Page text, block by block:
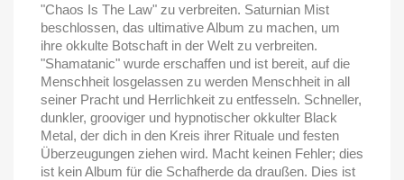
"Chaos Is The Law" zu verbreiten. Saturnian Mist
beschlossen, das ultimative Album zu machen, um
ihre okkulte Botschaft in der Welt zu verbreiten.
"Shamatanic" wurde erschaffen und ist bereit, auf die
Menschheit losgelassen zu werden Menschheit in all
seiner Pracht und Herrlichkeit zu entfesseln. Schneller,
dunkler, grooviger und hypnotischer okkulter Black
Metal, der dich in den Kreis ihrer Rituale und festen
Überzeugungen ziehen wird. Macht keinen Fehler; dies
ist kein Album für die Schafherde da draußen. Dies ist